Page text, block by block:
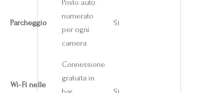
Parcheggio
Posto auto
numerato
per ogni
camera
Sì
Wi‑Fi nelle
Connessione
gratuita in